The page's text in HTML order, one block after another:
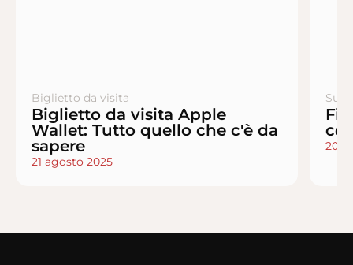
Biglietto da visita
Biglietto da visita Apple
Wallet: Tutto quello che c'è da
sapere
21 agosto 2025
20